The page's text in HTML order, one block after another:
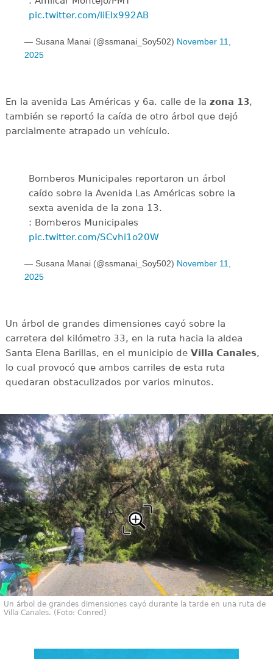
pic.twitter.com/liEIx992AB
— Susana Manai (@ssmanai_Soy502) November 11,
2025
En la avenida Las Américas y 6a. calle de la zona 13,
también se reportó la caída de otro árbol que dejó
parcialmente atrapado un vehículo.
Bomberos Municipales reportaron un árbol
caído sobre la Avenida Las Américas sobre la
sexta avenida de la zona 13.
: Bomberos Municipales
pic.twitter.com/SCvhi1o20W
— Susana Manai (@ssmanai_Soy502) November 11,
2025
Un árbol de grandes dimensiones cayó sobre la
carretera del kilómetro 33, en la ruta hacia la aldea
Santa Elena Barillas, en el municipio de Villa Canales,
lo cual provocó que ambos carriles de esta ruta
quedaran obstaculizados por varios minutos.
Un árbol de grandes dimensiones cayó durante la tarde en una ruta de
Villa Canales. (Foto: Conred)